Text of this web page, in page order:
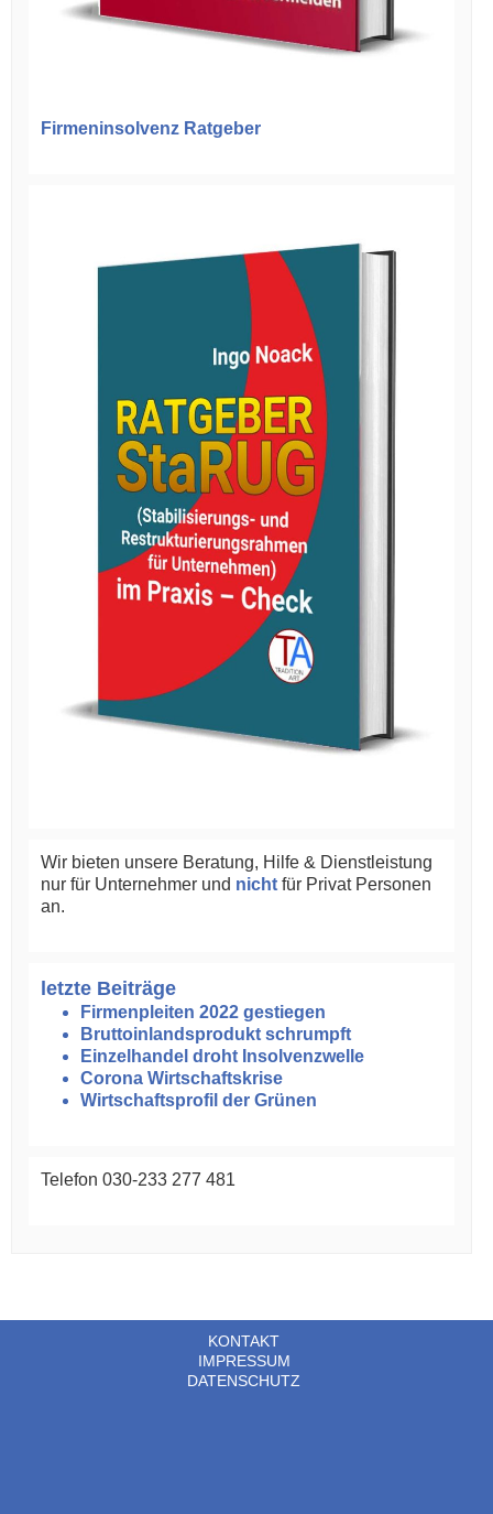
Firmeninsolvenz Ratgeber
Wir bieten unsere Beratung, Hilfe & Dienstleistung
nur für Unternehmer und nicht für Privat Personen
an.
letzte Beiträge
Firmenpleiten 2022 gestiegen
Bruttoinlandsprodukt schrumpft
Einzelhandel droht Insolvenzwelle
Corona Wirtschaftskrise
Wirtschaftsprofil der Grünen
Telefon 030-233 277 481
KONTAKT
IMPRESSUM
DATENSCHUTZ